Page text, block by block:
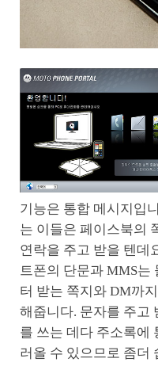
기능은 통합 메시지입
는 이들은 페이스북의
연락을 주고 받을 텐데
트폰의 단문과 MMS는
터 받는 쪽지와 DM까
해줍니다. 문자를 주고
를 쓰는 데다 주소록에
러올 수 있으므로 좀더